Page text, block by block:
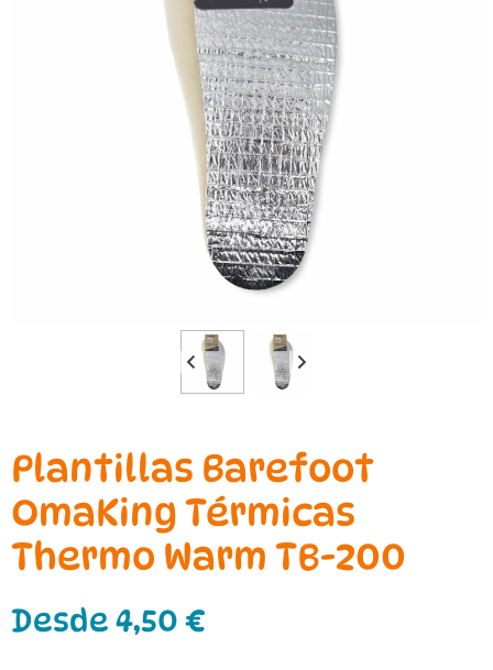
Plantillas Barefoot
OmaKing Térmicas
Thermo Warm TB-200
Desde 4,50 €